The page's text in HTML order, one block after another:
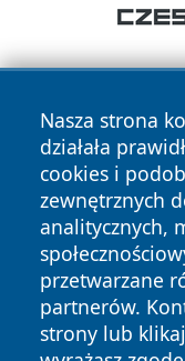
Nasza strona
działała
cookies i
zewnętrznych
analitycznych,
przetwarzane
partnerów.
strony lub
Copyright © 2026
zastrzeżone.
News Autorzy